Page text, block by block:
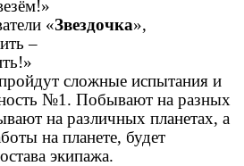
увезём!»
«Звездочка»,
–
сложные испытания и
№1. Побывают на разных
на различных планетах, а
на планете, будет
экипажа.